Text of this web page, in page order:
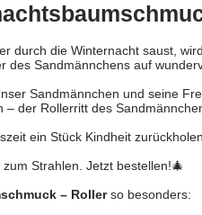
durch die Winternacht saust,
Sandmännchens auf
Sandmännchen und seine
der Rollerritt des
ein Stück Kindheit
Strahlen. Jetzt bestellen!🎄
– Rollerso besonders: